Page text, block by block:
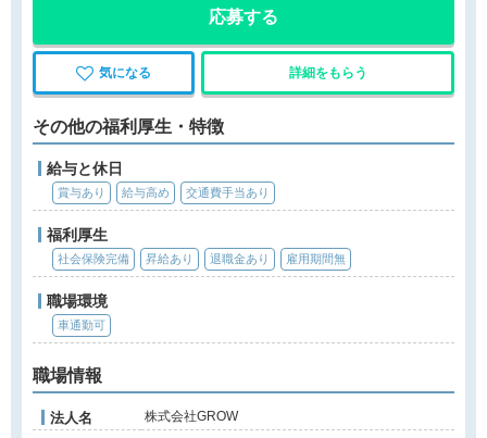
応募する
気になる 詳細をもらう
その他の福利厚生・特徴
給与と休日
賞与あり 給与高め 交通費手当あり
福利厚生
社会保険完備 昇給あり 退職金あり 雇用期間無
職場環境
車通勤可
職場情報
法人名 株式会社GROW